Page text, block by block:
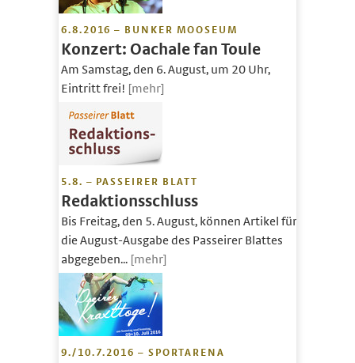
6.8.2016 – BUNKER MOOSEUM
Konzert: Oachale fan Toule
Am Samstag, den 6. August, um 20 Uhr,
Eintritt frei! [mehr]
5.8. – PASSEIRER BLATT
Redaktionsschluss
Bis Freitag, den 5. August, können Artikel für
die August-Ausgabe des Passeirer Blattes
abgegeben... [mehr]
9./10.7.2016 – SPORTARENA